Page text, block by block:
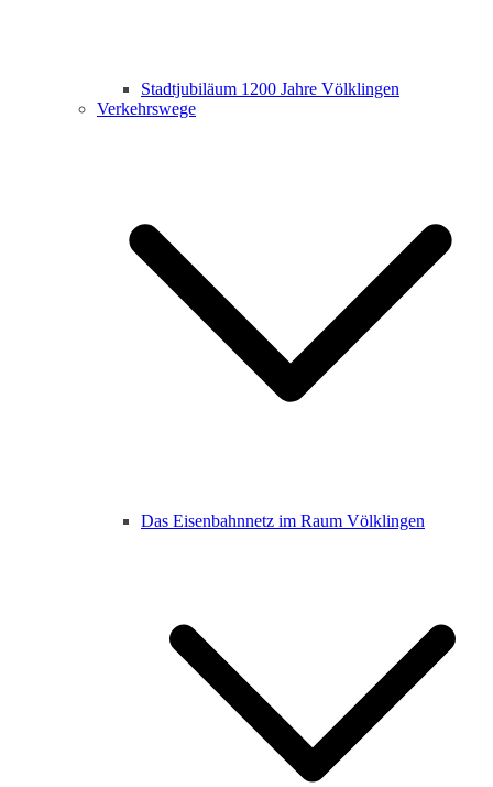
Stadtjubiläum 1200 Jahre Völklingen
Verkehrswege
Das Eisenbahnnetz im Raum Völklingen